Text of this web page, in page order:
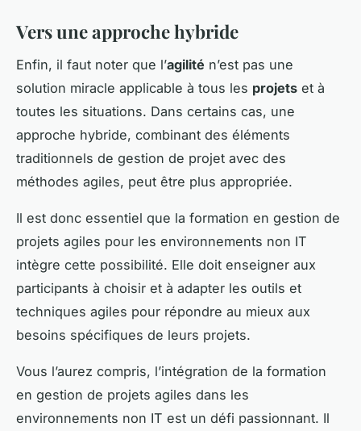
Vers une approche hybride
Enfin, il faut noter que l’agilité n’est pas une
solution miracle applicable à tous les projets et à
toutes les situations. Dans certains cas, une
approche hybride, combinant des éléments
traditionnels de gestion de projet avec des
méthodes agiles, peut être plus appropriée.
Il est donc essentiel que la formation en gestion de
projets agiles pour les environnements non IT
intègre cette possibilité. Elle doit enseigner aux
participants à choisir et à adapter les outils et
techniques agiles pour répondre au mieux aux
besoins spécifiques de leurs projets.
Vous l’aurez compris, l’intégration de la formation
en gestion de projets agiles dans les
environnements non IT est un défi passionnant. Il